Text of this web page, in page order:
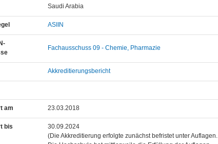
Saudi Arabia
ASIIN
Fachausschuss 09 - Chemie, Pharmazie
Akkreditierungsbericht
am 23.03.2018
bis
30.09.2024
(Die Akkreditierung erfolgte zunächst befristet unter Auflagen.